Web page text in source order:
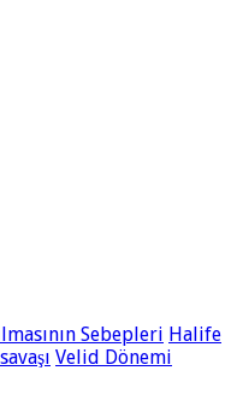
Sebepleri Halife
Velid Dönemi